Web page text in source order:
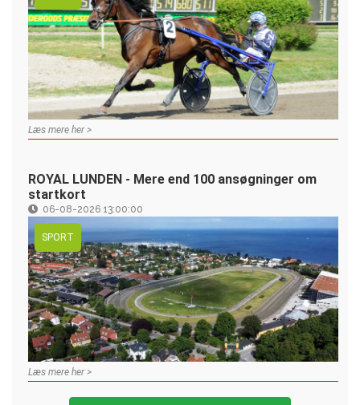
Læs mere her >
ROYAL LUNDEN - Mere end 100 ansøgninger om
startkort
06-08-2026 13:00:00
SPORT
Læs mere her >